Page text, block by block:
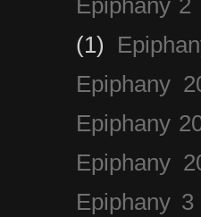
Epiphany 2
(1)
Epiphany
Epiphany
Epiphany
Epiphany